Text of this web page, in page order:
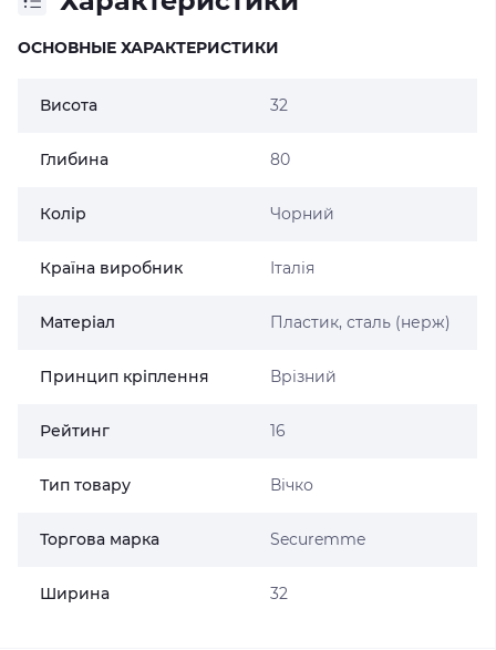
ОСНОВНЫЕ ХАРАКТЕРИСТИКИ
Висота 32
Глибина 80
Колір Чорний
Країна виробник Італія
Матеріал Пластик, сталь (нерж)
Принцип кріплення Врізний
Рейтинг 16
Тип товару Вічко
Торгова марка Securemme
Ширина 32